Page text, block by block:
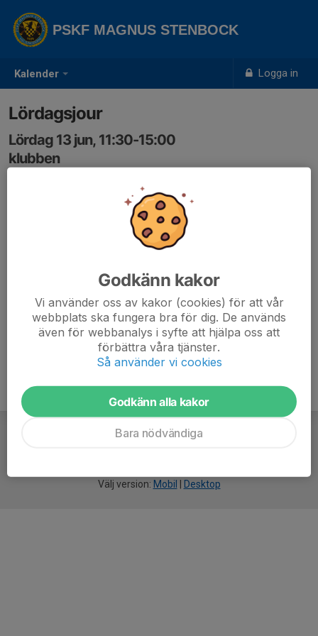
Kalender Logga in
PSKF MAGNUS STENBOCK
Lördagsjour
Lördag 13 jun, 11:30-15:00
klubben
Välj version: Mobil Desktop
Godkänn kakor
Vi använder oss av kakor (cookies) för att vår
webbplats ska fungera bra för dig. De används
även för webbanalys i syfte att hjälpa oss att
förbättra våra tjänster.
Så använder vi cookies
Godkänn alla kakor
Bara nödvändiga